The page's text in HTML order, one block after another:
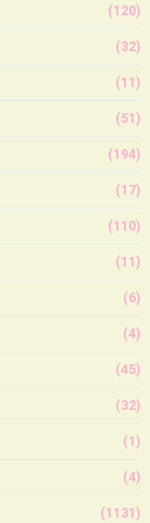
(120)
(32)
(11)
(51)
(194)
(17)
(110)
(11)
(6)
(4)
(45)
(32)
(1)
(4)
(1131)